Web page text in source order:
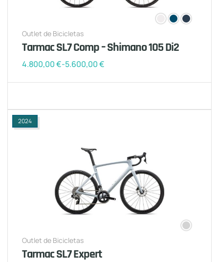
Outlet de Bicicletas
Tarmac SL7 Comp – Shimano 105 Di2
4.800,00€-5.600,00€
2024
Outlet de Bicicletas
Tarmac SL7 Expert